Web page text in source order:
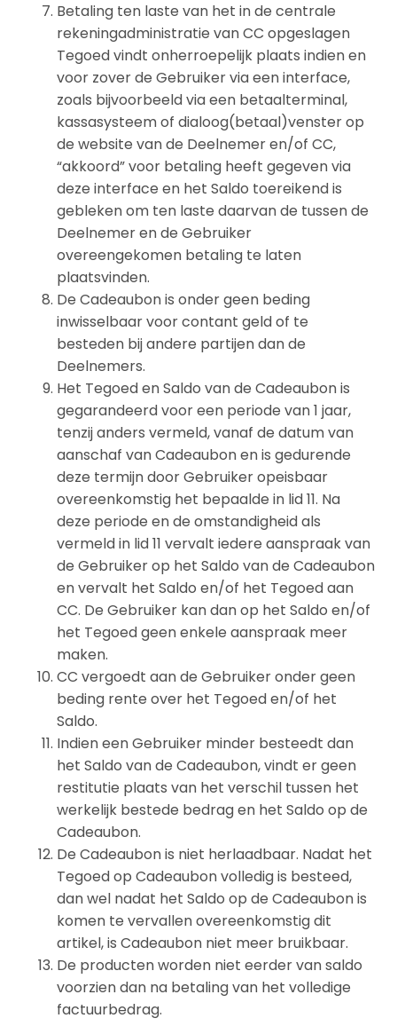
Betaling ten laste van het in de centrale
rekeningadministratie van CC opgeslagen
Tegoed vindt onherroepelijk plaats indien en
voor zover de Gebruiker via een interface,
zoals bijvoorbeeld via een betaalterminal,
kassasysteem of dialoog(betaal)venster op
de website van de Deelnemer en/of CC,
“akkoord” voor betaling heeft gegeven via
deze interface en het Saldo toereikend is
gebleken om ten laste daarvan de tussen de
Deelnemer en de Gebruiker
overeengekomen betaling te laten
plaatsvinden.
De Cadeaubon is onder geen beding
inwisselbaar voor contant geld of te
besteden bij andere partijen dan de
Deelnemers.
Het Tegoed en Saldo van de Cadeaubon is
gegarandeerd voor een periode van 1 jaar,
tenzij anders vermeld, vanaf de datum van
aanschaf van Cadeaubon en is gedurende
deze termijn door Gebruiker opeisbaar
overeenkomstig het bepaalde in lid 11. Na
deze periode en de omstandigheid als
vermeld in lid 11 vervalt iedere aanspraak van
de Gebruiker op het Saldo van de Cadeaubon
en vervalt het Saldo en/of het Tegoed aan
CC. De Gebruiker kan dan op het Saldo en/of
het Tegoed geen enkele aanspraak meer
maken.
CC vergoedt aan de Gebruiker onder geen
beding rente over het Tegoed en/of het
Saldo.
Indien een Gebruiker minder besteedt dan
het Saldo van de Cadeaubon, vindt er geen
restitutie plaats van het verschil tussen het
werkelijk bestede bedrag en het Saldo op de
Cadeaubon.
De Cadeaubon is niet herlaadbaar. Nadat het
Tegoed op Cadeaubon volledig is besteed,
dan wel nadat het Saldo op de Cadeaubon is
komen te vervallen overeenkomstig dit
artikel, is Cadeaubon niet meer bruikbaar.
De producten worden niet eerder van saldo
voorzien dan na betaling van het volledige
factuurbedrag.